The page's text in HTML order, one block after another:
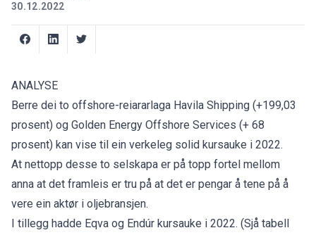
30.12.2022
ANALYSE
Berre dei to offshore-reiararlaga Havila Shipping (+199,03
prosent) og Golden Energy Offshore Services (+ 68
prosent) kan vise til ein verkeleg solid kursauke i 2022.
At nettopp desse to selskapa er på topp fortel mellom
anna at det framleis er tru på at det er pengar å tene på å
vere ein aktør i oljebransjen.
I tillegg hadde Eqva og Endúr kursauke i 2022. (Sjå tabell